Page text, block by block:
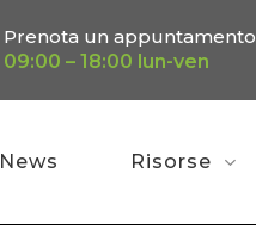
Prenota un appuntamento
09:00 – 18:00 lun-ven
News Risorse